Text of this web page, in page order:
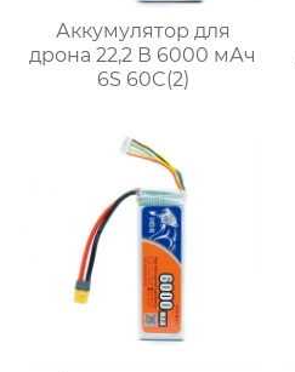
Аккумулятор для
дрона 22,2 В 6000 мАч
6S 60C(2)